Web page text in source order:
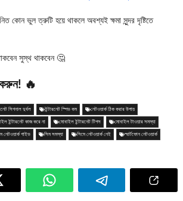
কোন ভুল ত্রুটি হয়ে থাকলে অবশ্যই ক্ষমা সুন্দর দৃষ্টিতে
সুস্থ থাকবেন 🤔
করুন! 🔥
সিগনাল দুর্বল ইন্টারনেট স্পিড কম নেটওয়ার্ক ঠিক করার উপায়
ইন্টারনেট কাজ করে না মোবাইল ইন্টারনেট টিপস মোবাইল টাওয়ার সমস্যা
নেটওয়ার্ক গাইড সিম সমস্যা সিমে নেটওয়ার্ক নেই স্মার্টফোন নেটওয়ার্ক